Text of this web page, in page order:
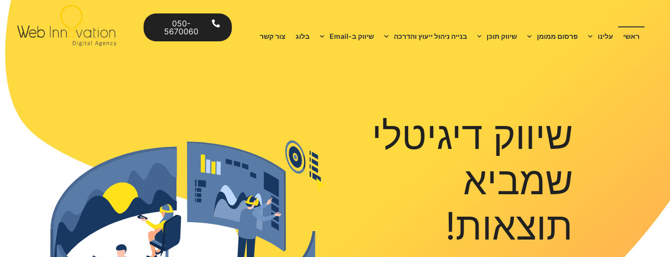
ראשי עלינו פרסום ממומן שיווק תוכן בנייה ניהול ייעוץ והדרכה שיווק ב-Email בלוג צור קשר
050-
5670060
שיווק דיגיטלי
שמביא
תוצאות!